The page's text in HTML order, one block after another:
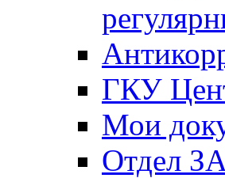
ГКУ
Мои
Отдел